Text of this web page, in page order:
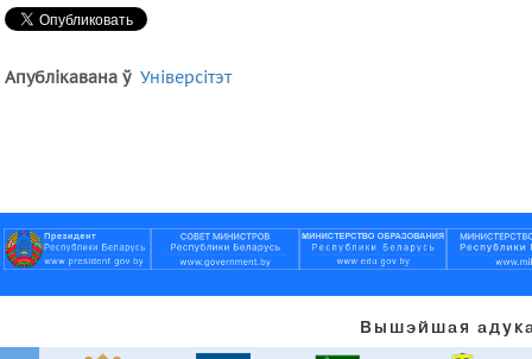
Апублікавана ў Універсітэт
Вышэйшая